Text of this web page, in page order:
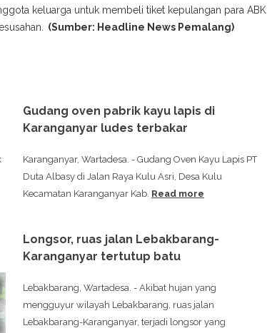
keluarga untuk membeli tiket kepulangan para ABK
(Sumber: Headline News Pemalang)
Gudang oven pabrik kayu lapis di
Karanganyar ludes terbakar
Karanganyar, Wartadesa. - Gudang Oven Kayu Lapis PT
Duta Albasy di Jalan Raya Kulu Asri, Desa Kulu
Kecamatan Karanganyar Kab. Read more
Longsor, ruas jalan Lebakbarang-
Karanganyar tertutup batu
Lebakbarang, Wartadesa. - Akibat hujan yang
mengguyur wilayah Lebakbarang, ruas jalan
Lebakbarang-Karanganyar, terjadi longsor yang